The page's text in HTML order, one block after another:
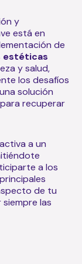
y
está en
de
estéticas
y salud,
los desafíos
solución
recuperar
a un
a los
de tu
las